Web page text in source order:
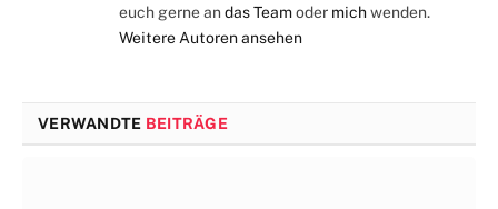
euch gerne andas Teamoder michwenden.
Weitere Autoren ansehen
VERWANDTE BEITRÄGE